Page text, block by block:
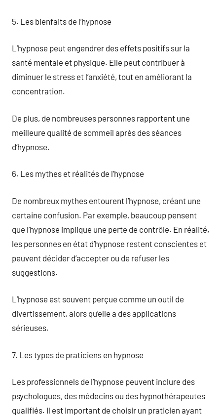
5. Les bienfaits de l’hypnose
L’hypnose peut engendrer des effets positifs sur la
santé mentale et physique. Elle peut contribuer à
diminuer le stress et l’anxiété, tout en améliorant la
concentration.
De plus, de nombreuses personnes rapportent une
meilleure qualité de sommeil après des séances
d’hypnose.
6. Les mythes et réalités de l’hypnose
De nombreux mythes entourent l’hypnose, créant une
certaine confusion. Par exemple, beaucoup pensent
que l’hypnose implique une perte de contrôle. En réalité,
les personnes en état d’hypnose restent conscientes et
peuvent décider d’accepter ou de refuser les
suggestions.
L’hypnose est souvent perçue comme un outil de
divertissement, alors qu’elle a des applications
sérieuses.
7. Les types de praticiens en hypnose
Les professionnels de l’hypnose peuvent inclure des
psychologues, des médecins ou des hypnothérapeutes
qualifiés. Il est important de choisir un praticien ayant